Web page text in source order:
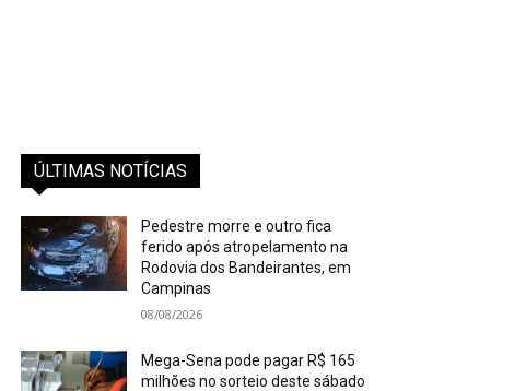
ÚLTIMAS NOTÍCIAS
Pedestre morre e outro fica
ferido após atropelamento na
Rodovia dos Bandeirantes, em
Campinas
08/08/2026
Mega-Sena pode pagar R$ 165
milhões no sorteio deste sábado